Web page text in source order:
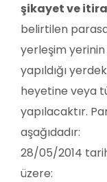
şikayet ve
belirtilen
yerleşim
yapıldığı
heyetine veya
yapılacaktır.
aşağıdadır:
28/05/2014
üzere: